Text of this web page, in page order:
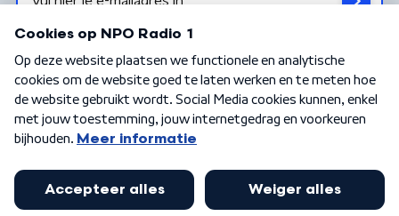
Algemene voorwaarden Privacybeleid